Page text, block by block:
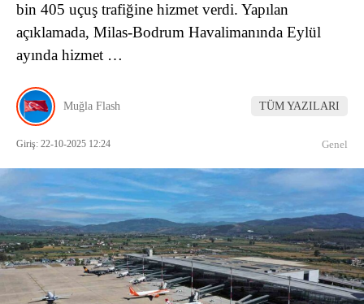
bin 405 uçuş trafiğine hizmet verdi. Yapılan
açıklamada, Milas-Bodrum Havalimanında Eylül
ayında hizmet …
Muğla Flash TÜM YAZILARI
Giriş: 22-10-2025 12:24 Genel